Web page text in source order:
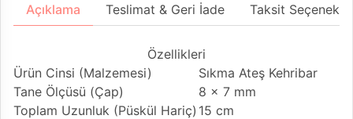
Açıklama Teslimat & Geri İade Taksit
Özellikleri
Ürün Cinsi (Malzemesi)
Sıkma Ateş Kehribar
Tane Ölçüsü (Çap)
8 x 7 mm
Toplam Uzunluk (Püskül Hariç) 15 cm